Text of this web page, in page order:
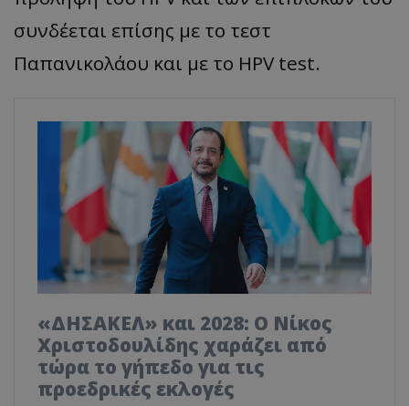
συνδέεται επίσης με το τεστ
Παπανικολάου και με το HPV test.
«ΔΗΣΑΚΕΛ» και 2028: Ο Νίκος
Χριστοδουλίδης χαράζει από
τώρα το γήπεδο για τις
προεδρικές εκλογές